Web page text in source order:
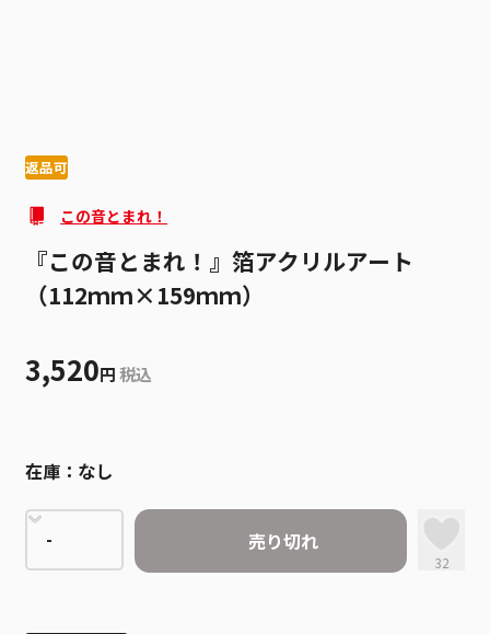
返品可
この音とまれ！
『この音とまれ！』箔アクリルアート
（112ｍｍ×159ｍｍ）
3,520円 税込
在庫： なし
売り切れ
32